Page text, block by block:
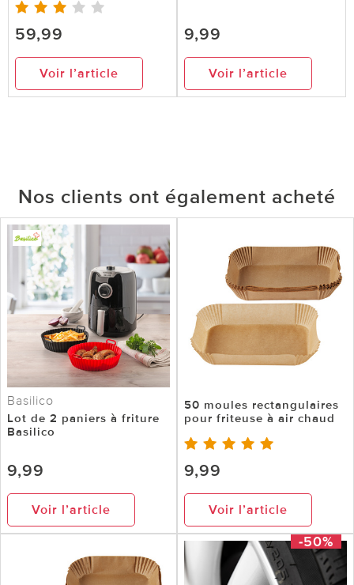
59,99
Voir l’article
9,99
Voir l’article
Nos clients ont également acheté
Basilico
Lot de 2 paniers à friture
Basilico
9,99
Voir l’article
50 moules rectangulaires
pour friteuse à air chaud
9,99
Voir l’article
-50%